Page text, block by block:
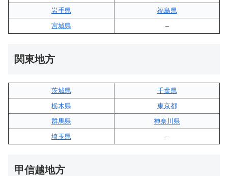
岩手県
福島県
宮城県
–
関東地方
茨城県
千葉県
栃木県
東京都
群馬県
神奈川県
埼玉県
–
甲信越地方